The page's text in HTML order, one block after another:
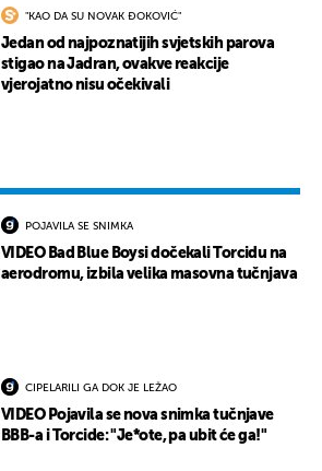
"KAO DA SU NOVAK ĐOKOVIĆ"
Jedan od najpoznatijih svjetskih parova
stigao na Jadran, ovakve reakcije
vjerojatno nisu očekivali
POJAVILA SE SNIMKA
VIDEO Bad Blue Boysi dočekali Torcidu na
aerodromu, izbila velika masovna tučnjava
CIPELARILI GA DOK JE LEŽAO
VIDEO Pojavila se nova snimka tučnjave
BBB-a i Torcide: "Je*ote, pa ubit će ga!"